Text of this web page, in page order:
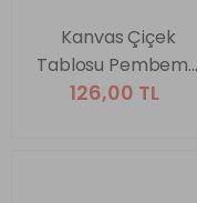
Kanvas Çiçek
Tablosu Pembemsi
Yatay
126,00 TL